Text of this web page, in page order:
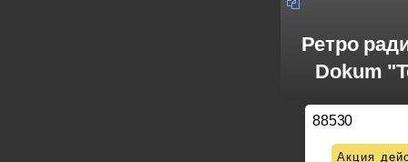
Ретро
Dokum
88530
Акция